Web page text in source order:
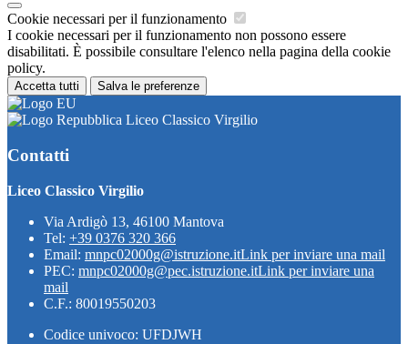
Cookie necessari per il funzionamento
I cookie necessari per il funzionamento non possono essere
disabilitati. È possibile consultare l'elenco nella pagina della cookie
policy.
Accetta tutti Salva le preferenze
Liceo Classico Virgilio
Contatti
Liceo Classico Virgilio
Via Ardigò 13, 46100 Mantova
Tel: +39 0376 320 366
Email: mnpc02000g@istruzione.itLink per inviare una mail
PEC: mnpc02000g@pec.istruzione.itLink per inviare una
mail
C.F.: 80019550203
Codice univoco: UFDJWH